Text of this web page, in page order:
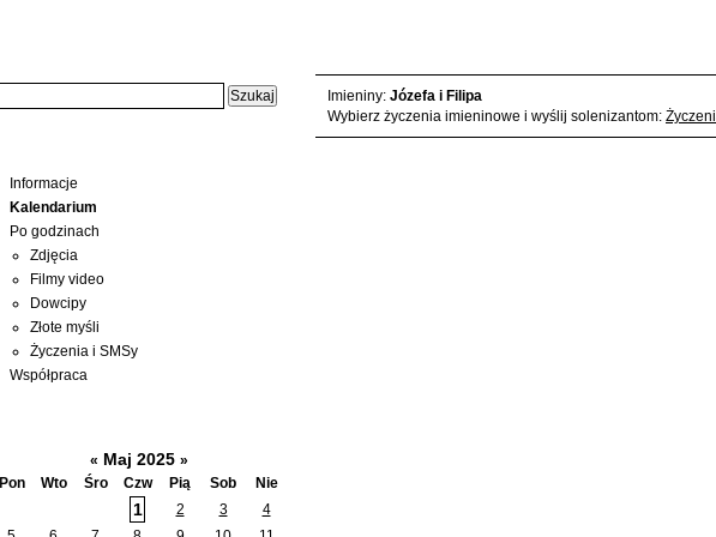
Imieniny: Józefa i Filipa
Wybierz życzenia imieninowe i wyślij solenizantom:
Informacje
Kalendarium
Po godzinach
Zdjęcia
Filmy video
Dowcipy
Złote myśli
Życzenia i SMSy
Współpraca
« Maj 2025 »
Pon
Wto Śro Czw Pią Sob Nie
1 2 3
4